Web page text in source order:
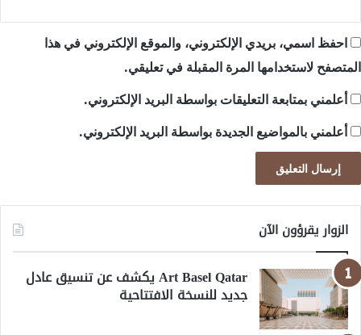
احفظ اسمي، بريدي الإلكتروني، والموقع الإلكتروني في هذا
المتصفح لاستخدامها المرة المقبلة في تعليقي.
أعلمني بمتابعة التعليقات بواسطة البريد الإلكتروني.
أعلمني بالمواضيع الجديدة بواسطة البريد الإلكتروني.
الزوار يقرؤون الآن
Art Basel Qatar يكشف عن تنسيق عادل
جديد للنسخة الافتتاحية